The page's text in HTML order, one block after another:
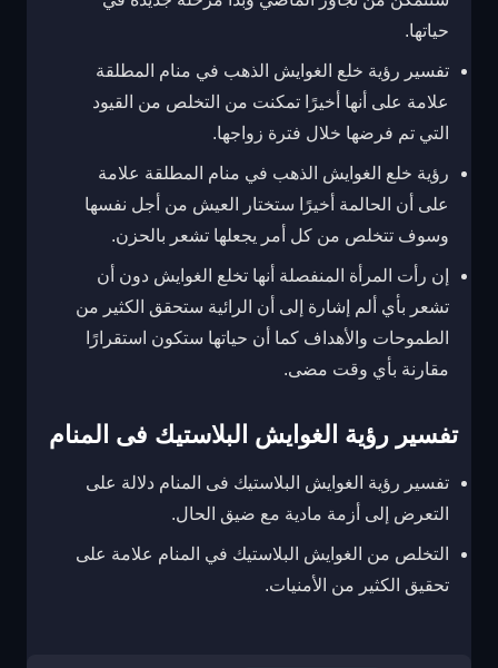
حياتها.
تفسير رؤية خلع الغوايش الذهب في منام المطلقة
علامة على أنها أخيرًا تمكنت من التخلص من القيود
التي تم فرضها خلال فترة زواجها.
رؤية خلع الغوايش الذهب في منام المطلقة علامة
على أن الحالمة أخيرًا ستختار العيش من أجل نفسها
وسوف تتخلص من كل أمر يجعلها تشعر بالحزن.
إن رأت المرأة المنفصلة أنها تخلع الغوايش دون أن
تشعر بأي ألم إشارة إلى أن الرائية ستحقق الكثير من
الطموحات والأهداف كما أن حياتها ستكون استقرارًا
مقارنة بأي وقت مضى.
تفسير رؤية الغوايش البلاستيك فى المنام
تفسير رؤية الغوايش البلاستيك فى المنام دلالة على
التعرض إلى أزمة مادية مع ضيق الحال.
التخلص من الغوايش البلاستيك في المنام علامة على
تحقيق الكثير من الأمنيات.